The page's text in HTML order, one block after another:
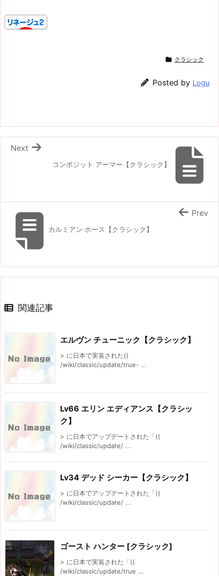
クラシック
Posted by Logu
コンポジット アーマー【クラシック】
Next
カルミアン ホース【クラシック】
Prev
関連記事
エルヴン チューニック【クラシック】
> に日本で実装された((
/wiki/classic/update/true- ...
Lv66 エリン エディアンス【クラシッ
ク】
> に日本でアップデートされた「((
/wiki/classic/update/ ...
Lv34 デッド シーカー【クラシック】
> に日本でアップデートされた「((
/wiki/classic/update/ ...
ゴースト ハンター [クラシック]
> に日本で実装された「((
/wiki/classic/update/true ...